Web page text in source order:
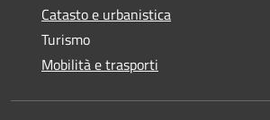
Catasto e urbanistica
Turismo
Mobilità e trasporti